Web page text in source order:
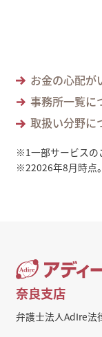
お金の心配が
事務所一覧に
取扱い分野に
※1一部サービスの
※22026年8月時点。
奈良支店
弁護士法人AdIre法